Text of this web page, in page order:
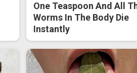
One Teaspoon And All
Worms In The Body Die
Instantly